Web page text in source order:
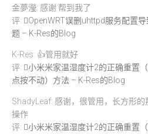
金夢瀅: 感谢 帮到我了
评:
OpenWRT误删uhttpd服务配置
题 – K-Res的Blog
K-Res: 👍管用就好
评:
小米米家温湿度计2的正确重置
点按不动）方法 – K-Res的Blog
ShadyLeaf: 感谢，很管用，长方形
操作
评:
小米米家温湿度计2的正确重置